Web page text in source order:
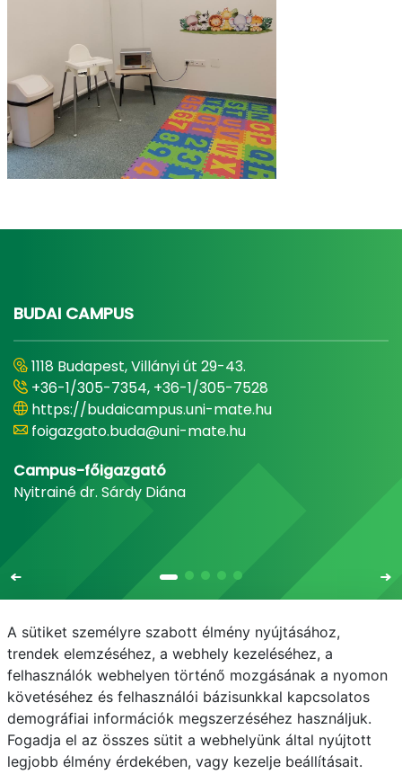
BUDAI CAMPUS
1118 Budapest, Villányi út 29-43.
+36-1/305-7354, +36-1/305-7528
https://budaicampus.uni-mate.hu
foigazgato.buda@uni-mate.hu
Campus-főigazgató
Nyitrainé dr. Sárdy Diána
E-mail Telefonkönyv NEPTUN
E-learning
Adatvédelem
Budai Campus kiadvány
A sütiket személyre szabott élmény nyújtásához,
trendek elemzéséhez, a webhely kezeléséhez, a
felhasználók webhelyen történő mozgásának a nyomon
követéséhez és felhasználói bázisunkkal kapcsolatos
demográfiai információk megszerzéséhez használjuk.
Fogadja el az összes sütit a webhelyünk által nyújtott
legjobb élmény érdekében, vagy kezelje beállításait.